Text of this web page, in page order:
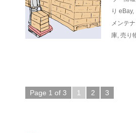
り eBay,
メンテ
庫, 売り
Page 1 of 3 1 2 3